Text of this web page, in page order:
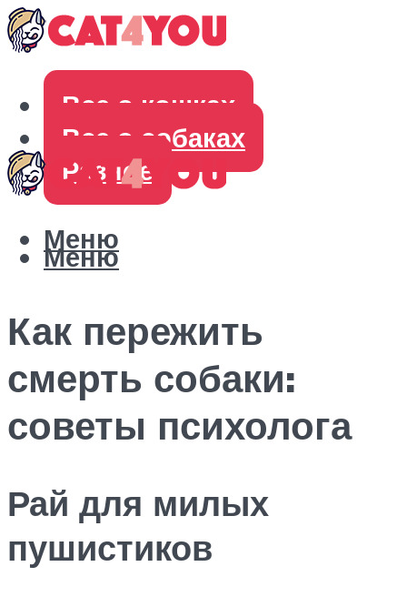
Все о кошках
Все о собаках
Разное
Меню
Меню
Как пережить
смерть собаки:
советы психолога
Рай для милых
пушистиков